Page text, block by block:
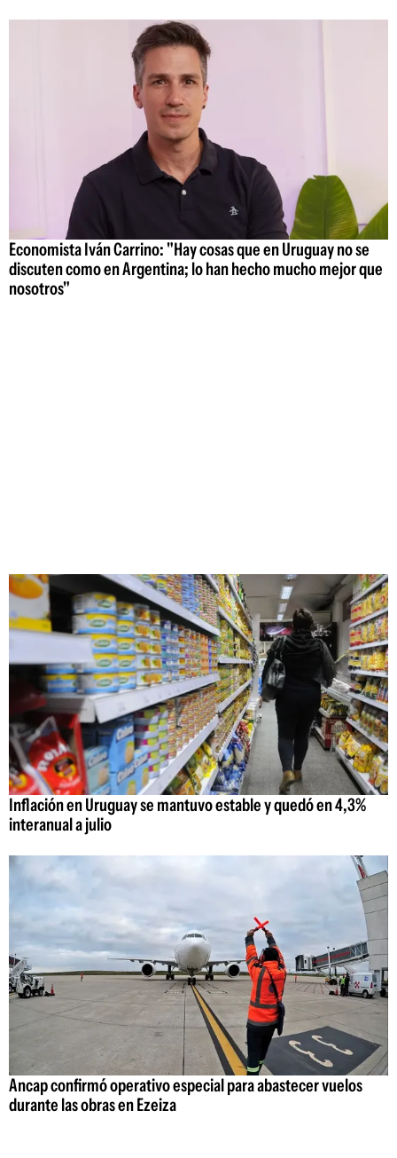
Economista Iván Carrino: "Hay cosas que en Uruguay no se
discuten como en Argentina; lo han hecho mucho mejor que
nosotros"
Inflación en Uruguay se mantuvo estable y quedó en 4,3%
interanual a julio
Ancap confirmó operativo especial para abastecer vuelos
durante las obras en Ezeiza